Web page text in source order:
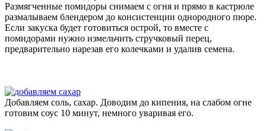
Размягченные помидоры снимаем с огня и прямо в кастрюле
размалываем блендером до консистенции однородного пюре.
Если закуска будет готовиться острой, то вместе с
помидорами нужно измельчить стручковый перец,
предварительно нарезав его колечками и удалив семена.
Добавляем соль, сахар. Доводим до кипения, на слабом огне
готовим соус 10 минут, немного уваривая его.